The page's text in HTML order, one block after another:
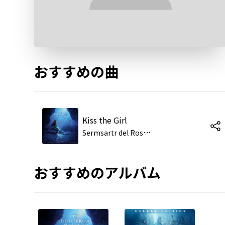
おすすめの曲
Kiss the Girl
S
ermsartr del Rosario/Pimpida Pitaksonggram/Poonyapat Atiksawedparit/アンサンブル
おすすめのアルバム